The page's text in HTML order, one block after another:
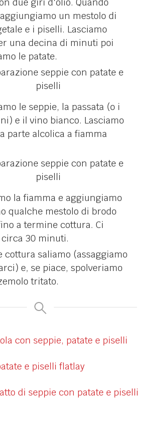
un mestolo di
e i piselli. Lasciamo
una decina di minuti poi
le patate.
le seppie, la passata (o i
e il vino bianco. Lasciamo
parte alcolica a fiamma
la fiamma e aggiungiamo
qualche mestolo di brodo
a termine cottura. Ci
30 minuti.
cottura saliamo (assaggiamo
e, se piace, spolveriamo
tritato.